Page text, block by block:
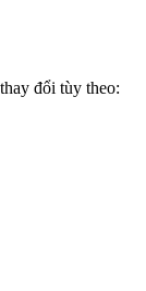
đổi tùy theo: